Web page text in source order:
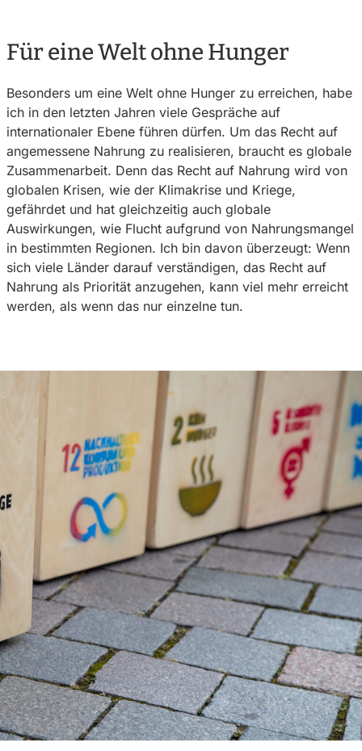
Für eine Welt ohne Hunger
Besonders um eine Welt ohne Hunger zu erreichen, habe
ich in den letzten Jahren viele Gespräche auf
internationaler Ebene führen dürfen. Um das Recht auf
angemessene Nahrung zu realisieren, braucht es globale
Zusammenarbeit. Denn das Recht auf Nahrung wird von
globalen Krisen, wie der Klimakrise und Kriege,
gefährdet und hat gleichzeitig auch globale
Auswirkungen, wie Flucht aufgrund von Nahrungsmangel
in bestimmten Regionen. Ich bin davon überzeugt: Wenn
sich viele Länder darauf verständigen, das Recht auf
Nahrung als Priorität anzugehen, kann viel mehr erreicht
werden, als wenn das nur einzelne tun.